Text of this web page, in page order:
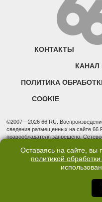
КОНТАКТЫ
КАНАЛ
ПОЛИТИКА
COOKIE
©2007—2026 66.RU.
сведения размещенных на сайте
правообладателя запрещено.
надзору в сфере связи,
(Роскомнадзор). Регистрационный
Учредитель: Общество с
3, оф. 7015 Фактический адрес
обл., г. Екатеринбург, ул. Бориса
info@news.66.ru Главный редактор:
Оставаясь на сайте, вы
политикой